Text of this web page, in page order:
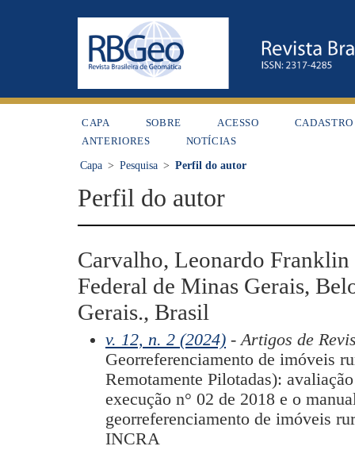
CAPA SOBRE ACESSO
CADASTRO
ANTERIORES
NOTÍCIAS
Capa > Pesquisa > Perfil do autor
Perfil do autor
Carvalho, Leonardo
Federal de Minas Gerais,
Gerais., Brasil
v. 12, n. 2 (2024) - Artigos de
Georreferenciamento de imóveis
Remotamente Pilotadas):
execução n° 02 de 2018 e o
georreferenciamento de imóveis
INCRA